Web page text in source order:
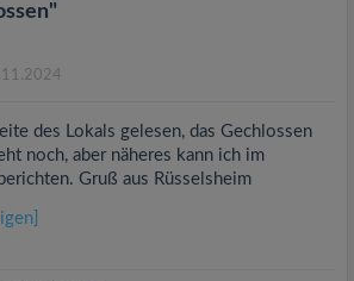
des Lokals gelesen, das Gechlossen
noch, aber näheres kann ich im
Gruß aus Rüsselsheim